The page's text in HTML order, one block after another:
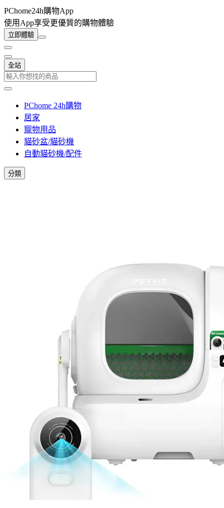
PChome24h購物App
使用App享受更優質的購物體驗
立即體驗
全站
PChome 24h購物
居家
寵物用品
貓砂盆/貓砂機
自動貓砂機/配件
分類